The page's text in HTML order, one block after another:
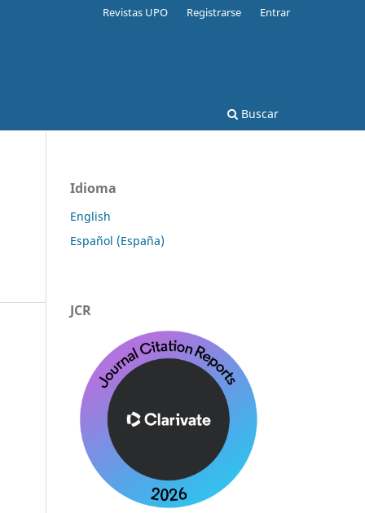
Buscar
Revistas UPO Registrarse Entrar
Idioma
English
Español (España)
JCR